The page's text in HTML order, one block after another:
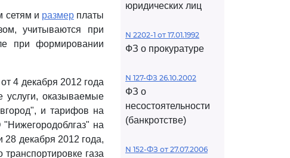
сетям и размерплаты
учитываются при
при формировании
4 декабря 2012 года
услуги, оказываемые
и тарифов на
на
28 декабря 2012 года,
газа
юридических лиц
N 2202-1 от 17.01.1992
ФЗ о прокуратуре
N 127-ФЗ 26.10.2002
ФЗ о
несостоятельности
(банкротстве)
N 152-ФЗ от 27.07.2006